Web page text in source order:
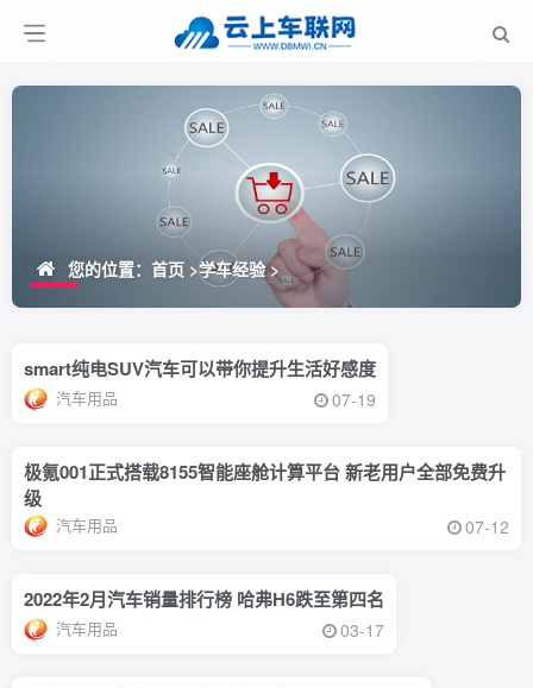
您的位置： 首页 >学车经验>
smart纯电SUV汽车可以带你提升生活好感度
汽车用品 07-19
极氪001正式搭载8155智能座舱计算平台 新老用户全部免费升
级
汽车用品 07-12
2022年2月汽车销量排行榜 哈弗H6跌至第四名
汽车用品 03-17